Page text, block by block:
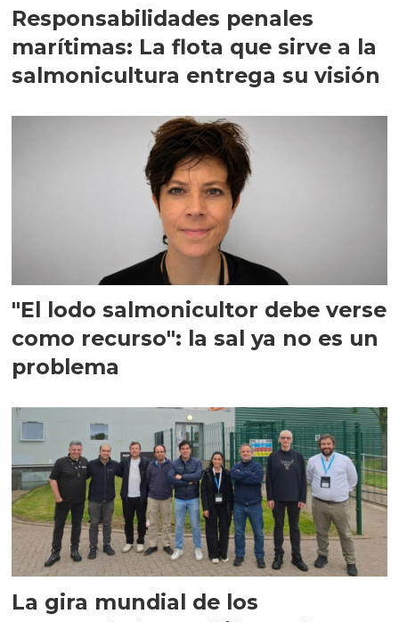
Responsabilidades penales
marítimas: La flota que sirve a la
salmonicultura entrega su visión
"El lodo salmonicultor debe verse
como recurso": la sal ya no es un
problema
La gira mundial de los